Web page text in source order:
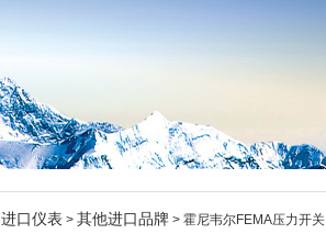
进口仪表 > 其他进口品牌 > 霍尼韦尔FEMA压力开关